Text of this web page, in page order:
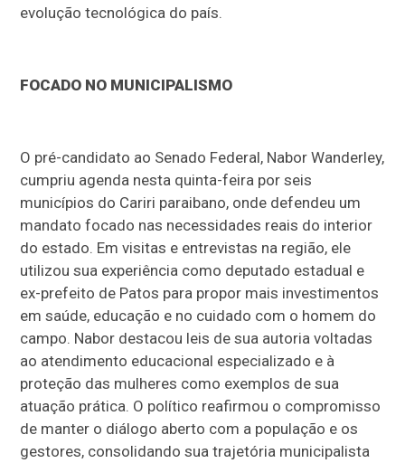
evolução tecnológica do país.
FOCADO NO MUNICIPALISMO
O pré-candidato ao Senado Federal, Nabor Wanderley,
cumpriu agenda nesta quinta-feira por seis
municípios do Cariri paraibano, onde defendeu um
mandato focado nas necessidades reais do interior
do estado. Em visitas e entrevistas na região, ele
utilizou sua experiência como deputado estadual e
ex-prefeito de Patos para propor mais investimentos
em saúde, educação e no cuidado com o homem do
campo. Nabor destacou leis de sua autoria voltadas
ao atendimento educacional especializado e à
proteção das mulheres como exemplos de sua
atuação prática. O político reafirmou o compromisso
de manter o diálogo aberto com a população e os
gestores, consolidando sua trajetória municipalista